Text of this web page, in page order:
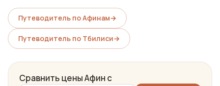
Путеводитель по Афинам→
Путеводитель по Тбилиси→
Сравнить цены Афин с